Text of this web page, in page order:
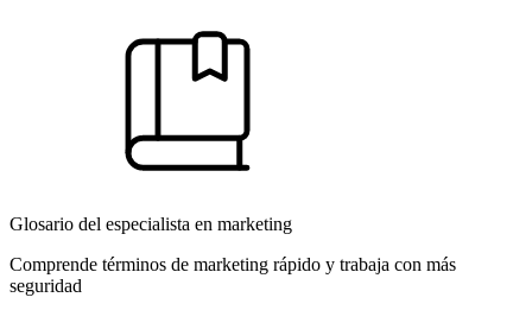
Glosario del especialista en marketing
Comprende términos de marketing rápido y trabaja con más
seguridad